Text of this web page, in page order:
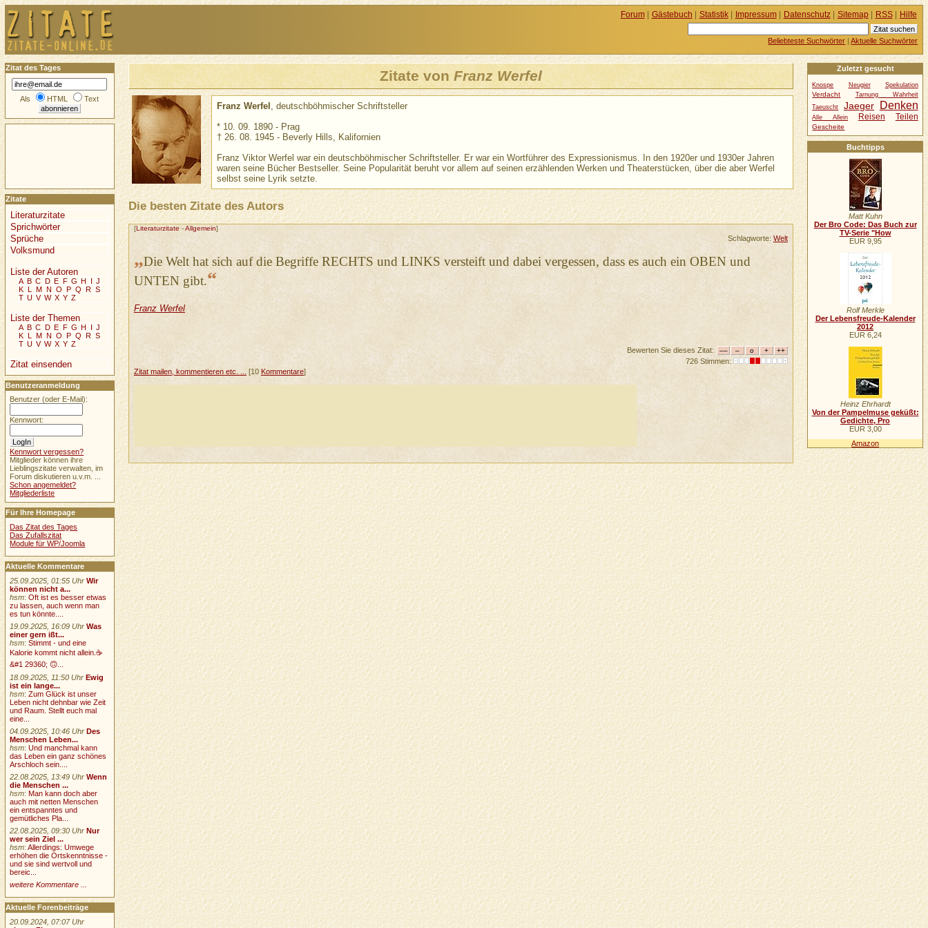
Zitate von Franz Werfel
Franz Werfel
, deutschböhmischer Schriftsteller
* 10. 09. 1890 - Prag
† 26. 08. 1945 - Beverly Hills, Kalifornien
Franz Viktor Werfel war ein deutschböhmischer Schriftsteller. Er war ein Wortführer des Expressionismus. In den 1920er und 1930er Jahren
waren seine Bücher Bestseller. Seine Popularität beruht vor allem auf seinen erzählenden Werken und Theaterstücken, über die aber Werfel
selbst seine Lyrik setzte.
Die besten Zitate des Autors
[Literaturzitate -Allgemein]
Schlagworte: Welt
„Die Welt hat sich auf die Begriffe RECHTS und LINKS versteift und dabei vergessen, dass es auch ein OBEN und
UNTEN gibt.“
Franz Werfel
Bewerten Sie dieses Zitat:
726 Stimmen:
Zitat mailen, kommentieren etc. ...
[10 Kommentare]
Zuletzt gesucht
Knospe Neugier Spekulation
Verdacht
Tarnung Wahrheit
Taeuscht
Jaeger Denken
Alle Allein Reisen Teilen
Gescheite
Buchtipps
Matt Kuhn
Der Bro Code: Das Buch zur
TV-Serie "How
EUR 9,95
Rolf Merkle
Der Lebensfreude-Kalender
2012
EUR 6,24
Heinz Ehrhardt
Von der Pampelmuse geküßt:
Gedichte, Pro
EUR 3,00
Amazon
Zitat des Tages
Als HTML Text
Zitate
Literaturzitate
Sprichwörter
Sprüche
Volksmund
Liste der Autoren
A B C D E F G H I J
K L M N O P Q R S
T U V W X Y Z
Liste der Themen
A B C D E F G H I J
K L M N O P Q R S
T U V W X Y Z
Zitat einsenden
Benutzeranmeldung
Benutzer (oder E-Mail):
Kennwort:
Kennwort vergessen?
Mitglieder können ihre
Lieblingszitate verwalten, im
Forum diskutieren u.v.m. ...
Schon angemeldet?
Mitgliederliste
Für Ihre Homepage
Das Zitat des Tages
Das Zufallszitat
Module für WP/Joomla
Aktuelle Kommentare
25.09.2025, 01:55 Uhr Wir
können nicht a...
hsm:Oft ist es besser etwas
zu lassen, auch wenn man
es tun könnte....
19.09.2025, 16:09 Uhr Was
einer gern ißt...
hsm:Stimmt - und eine
Kalorie kommt nicht allein.☕
&#1 29360; 🙃...
18.09.2025, 11:50 Uhr Ewig
ist ein lange...
hsm:Zum Glück ist unser
Leben nicht dehnbar wie Zeit
und Raum. Stellt euch mal
eine...
04.09.2025, 10:46 Uhr Des
Menschen Leben...
hsm:Und manchmal kann
das Leben ein ganz schönes
Arschloch sein....
22.08.2025, 13:49 Uhr Wenn
die Menschen ...
hsm:Man kann doch aber
auch mit netten Menschen
ein entspanntes und
gemütliches Pla...
22.08.2025, 09:30 Uhr Nur
wer sein Ziel ...
hsm:Allerdings: Umwege
erhöhen die Ortskenntnisse -
und sie sind wertvoll und
bereic...
weitere Kommentare ...
Aktuelle Forenbeiträge
20.09.2024, 07:07 Uhr
Forum| Gästebuch | Statistik| Impressum| Datenschutz| Sitemap| RSS| Hilfe
Beliebteste Suchwörter |Aktuelle Suchwörter